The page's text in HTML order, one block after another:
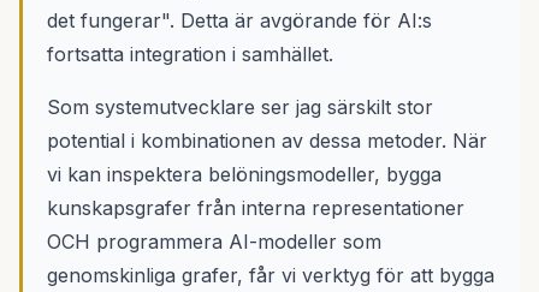
det fungerar". Detta är avgörande för AI:s
fortsatta integration i samhället.
Som systemutvecklare ser jag särskilt stor
potential i kombinationen av dessa metoder. När
vi kan inspektera belöningsmodeller, bygga
kunskapsgrafer från interna representationer
OCH programmera AI-modeller som
genomskinliga grafer, får vi verktyg för att bygga